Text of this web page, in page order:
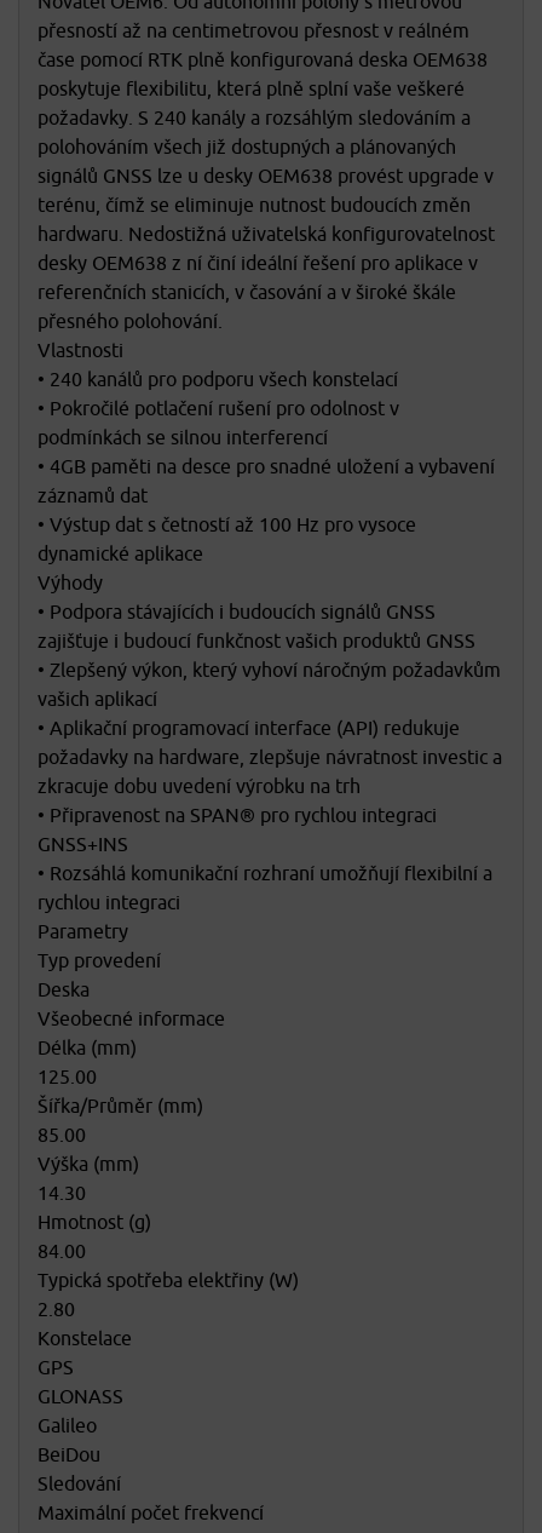
přesností až na centimetrovou přesnost v reálném
čase pomocí RTK plně konfigurovaná deska OEM638
poskytuje flexibilitu, která plně splní vaše veškeré
požadavky. S 240 kanály a rozsáhlým sledováním a
polohováním všech již dostupných a plánovaných
signálů GNSS lze u desky OEM638 provést upgrade v
terénu, čímž se eliminuje nutnost budoucích změn
hardwaru. Nedostižná uživatelská konfigurovatelnost
desky OEM638 z ní činí ideální řešení pro aplikace v
referenčních stanicích, v časování a v široké škále
přesného polohování.
Vlastnosti
• 240 kanálů pro podporu všech konstelací
• Pokročilé potlačení rušení pro odolnost v
podmínkách se silnou interferencí
• 4GB paměti na desce pro snadné uložení a vybavení
záznamů dat
• Výstup dat s četností až 100 Hz pro vysoce
dynamické aplikace
Výhody
• Podpora stávajících i budoucích signálů GNSS
zajišťuje i budoucí funkčnost vašich produktů GNSS
• Zlepšený výkon, který vyhoví náročným požadavkům
vašich aplikací
• Aplikační programovací interface (API) redukuje
požadavky na hardware, zlepšuje návratnost investic a
zkracuje dobu uvedení výrobku na trh
• Připravenost na SPAN® pro rychlou integraci
GNSS+INS
• Rozsáhlá komunikační rozhraní umožňují flexibilní a
rychlou integraci
Parametry
Typ provedení
Deska
Všeobecné informace
Délka (mm)
125.00
Šířka/Průměr (mm)
85.00
Výška (mm)
14.30
Hmotnost (g)
84.00
Typická spotřeba elektřiny (W)
2.80
Konstelace
GPS
GLONASS
Galileo
BeiDou
Sledování
Maximální počet frekvencí